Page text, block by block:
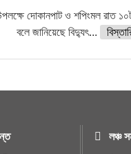
দোকানপাট ও শপিংমল রাত ১০টা
বলে জানিয়েছে বিদ্যুৎ...
লঞ্চ